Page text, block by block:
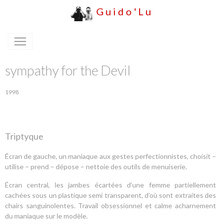
G u i d o ' L u
sympathy for the Devil
1998
Triptyque
Écran de gauche, un maniaque aux gestes perfectionnistes, choisit –
utilise – prend – dépose – nettoie des outils de menuiserie.
Écran central, les jambes écartées d’une femme partiellement
cachées sous un plastique semi transparent, d’où sont extraites des
chairs sanguinolentes. Travail obsessionnel et calme acharnement
du maniaque sur le modèle.